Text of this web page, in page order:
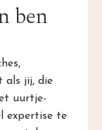
ben
als jij, die
uurtje-
expertise te